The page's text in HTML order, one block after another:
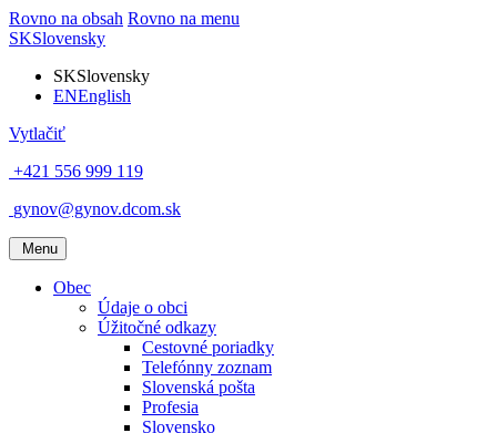
Rovno na obsah Rovno na menu
SKSlovensky
SKSlovensky
ENEnglish
Vytlačiť
+421 556 999 119
gynov@gynov.dcom.sk
Menu
Obec
Údaje o obci
Úžitočné odkazy
Cestovné poriadky
Telefónny zoznam
Slovenská pošta
Profesia
Slovensko